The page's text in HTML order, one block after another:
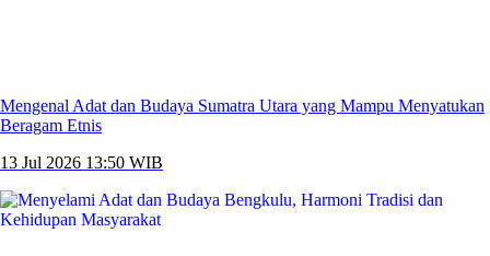
Mengenal Adat dan Budaya Sumatra Utara yang Mampu Menyatukan
Beragam Etnis
13 Jul 2026 13:50 WIB